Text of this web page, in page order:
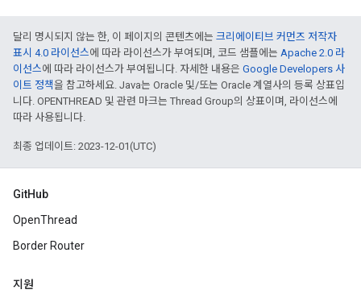
달리 명시되지 않는 한, 이 페이지의 콘텐츠에는 크리에이티브 커먼즈 저작자
표시 4.0 라이선스에 따라 라이선스가 부여되며, 코드 샘플에는 Apache 2.0 라
이선스에 따라 라이선스가 부여됩니다. 자세한 내용은 Google Developers 사
이트 정책을 참고하세요. Java는 Oracle 및/또는 Oracle 계열사의 등록 상표입
니다. OPENTHREAD 및 관련 마크는 Thread Group의 상표이며, 라이선스에
따라 사용됩니다.
최종 업데이트: 2023-12-01(UTC)
GitHub
OpenThread
Border Router
지원